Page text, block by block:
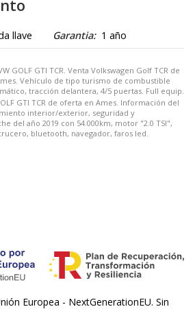
llave Garantia: 1 año
GOLF GTI TCR. Venta Volkswagen Golf TCR de
Vehículo de tipo turismo de combustible
tracción delantera, 4/5 puertas. Full equip.
GTI TCR de oferta en Ames. Información del
interior/exterior, seguridad y
del año 2019 con 54.000km, motor "2.0 TSI",
bluetooth, navegador, faros led.
Europea - NextGenerationEU. Sin